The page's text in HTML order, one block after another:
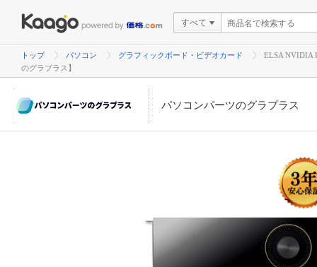
すべて
トップ パソコン グラフィックボード・ビデオカード
ELSA NVIDIA
のグラプラス】
パソコンパーツのグラプラス